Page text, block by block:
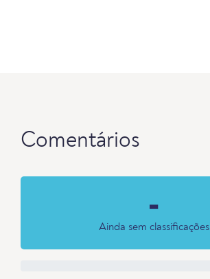
Comentários
-
Ainda sem classificações